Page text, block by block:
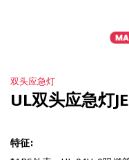
双头应急灯
UL双头应急灯
特征: